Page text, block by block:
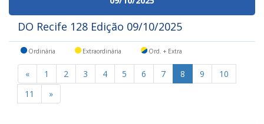
DO Recife 128 Edição 09/10/2025
Ordinária Extraordinária Ord. + Extra
« 1 2 3 4 5 6 7 8 9
10
11
»